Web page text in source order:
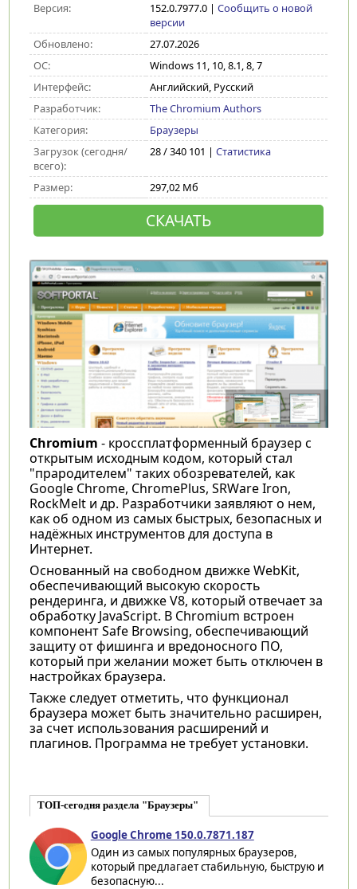
Версия:
152.0.7977.0| Сообщить о новой
версии
Обновлено:
27.07.2026
ОС:
Windows 11, 10, 8.1, 8, 7
Интерфейс:
Английский, Русский
Разработчик:
The Chromium Authors
Категория:
Браузеры
Загрузок (сегодня/
всего):
28 / 340 101 | Статистика
Размер: 297,02 Мб
СКАЧАТЬ
Chromium - кроссплатформенный браузер с
открытым исходным кодом, который стал
"прародителем" таких обозревателей, как
Google Chrome, ChromePlus, SRWare Iron,
RockMelt и др. Разработчики заявляют о нем,
как об одном из самых быстрых, безопасных и
надёжных инструментов для доступа в
Интернет.
Основанный на свободном движке WebKit,
обеспечивающий высокую скорость
рендеринга, и движке V8, который отвечает за
обработку JavaScript. В Chromium встроен
компонент Safe Browsing, обеспечивающий
защиту от фишинга и вредоносного ПО,
который при желании может быть отключен в
настройках браузера.
Также следует отметить, что функционал
браузера может быть значительно расширен,
за счет использования расширений и
плагинов. Программа не требует установки.
ТОП-сегодня раздела "Браузеры"
Google Chrome 150.0.7871.187
Один из самых популярных браузеров,
который предлагает стабильную, быструю и
безопасную...